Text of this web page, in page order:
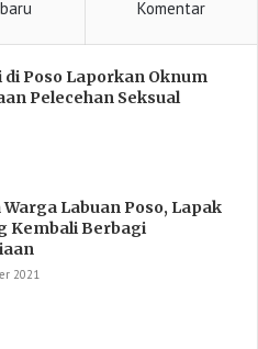
Komentar
di Poso Laporkan Oknum
Pelecehan Seksual
Labuan Poso, Lapak
Kembali Berbagi
2021